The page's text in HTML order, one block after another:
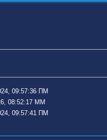
09:57:36 ΠΜ
08:52:17 ΜΜ
09:57:41 ΠΜ